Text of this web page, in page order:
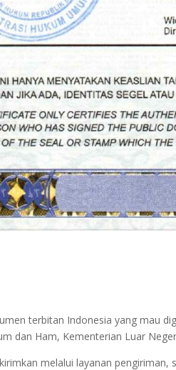
terbitan Indonesia yang mau
dan Ham, Kementerian Luar
melalui layanan pengiriman,